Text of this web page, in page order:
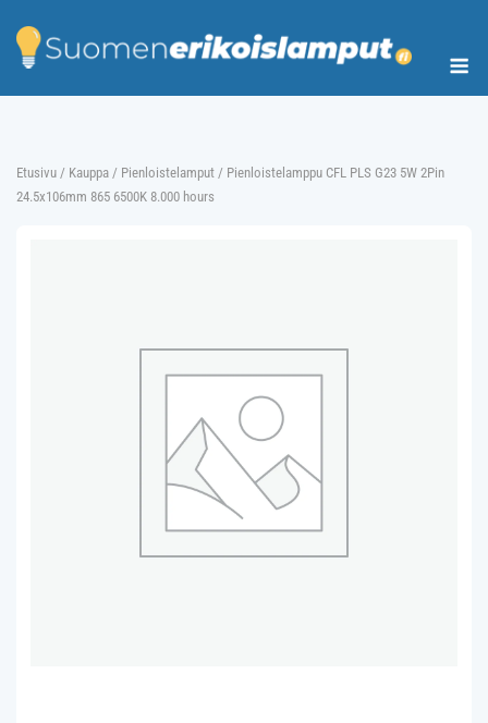
content
Etusivu / Kauppa / Pienloistelamput / Pienloistelamppu CFL PLS G23 5W 2Pin
24.5x106mm 865 6500K 8.000 hours